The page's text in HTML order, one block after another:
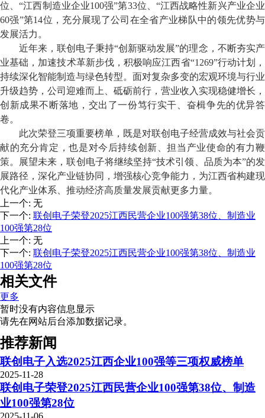
位、“江西制造业企业100强”第33位、“江西战略性新兴产业企业
60强”第14位，充分展现了公司 在全省产业梯队中的领先优势与
发展活力。
近年来，联创电子秉持“创新驱动发展”的理念，不断夯实产
业基础，加速技术革新步伐，积极响应江西省“1269”行动计划，
持续深化智能制造与绿色转型。面对复杂多变的宏观环境与行业
升级趋势，公司迎难而上、砥砺前行，营业收入实现稳健增长，
创新成果不断落地，交出了一份笃行实干、奋楫争先的优异答
卷。
此次荣登三项重要榜单，既是对联创电子经营成效与社会贡
献的充分肯定，也是对今后持续创新、担当产业使命的有力鞭
策。展望未来，联创电子将继续坚持“技术引领、品质为本”的发
展路径，深化产业链协同，增强核心竞争能力，为江西省构建现
代化产业体系、推动经济高质量发展贡献更多力量。
上一个: 无
下一个: 联创电子荣登2025江西民营企业100强第38位、制造业
100强第28位
上一个: 无
下一个: 联创电子荣登2025江西民营企业100强第38位、制造业
100强第28位
相关文件
更多
暂时没有内容信息显示
请先在网站后台添加数据记录。
推荐新闻
联创电子入选2025江西企业100强等三项权威榜单
2025-11-28
联创电子荣登2025江西民营企业100强第38位、制造
业100强第28位
2025-11-06